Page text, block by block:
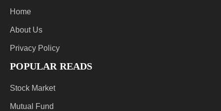
Home
About Us
Privacy Policy
POPULAR READS
Stock Market
Mutual Fund